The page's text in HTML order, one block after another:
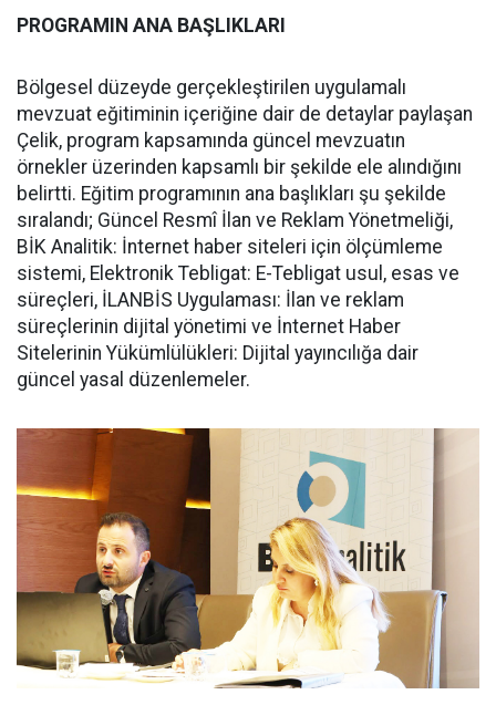
PROGRAMIN ANA BAŞLIKLARI
Bölgesel düzeyde gerçekleştirilen uygulamalı
mevzuat eğitiminin içeriğine dair de detaylar paylaşan
Çelik, program kapsamında güncel mevzuatın
örnekler üzerinden kapsamlı bir şekilde ele alındığını
belirtti. Eğitim programının ana başlıkları şu şekilde
sıralandı; Güncel Resmî İlan ve Reklam Yönetmeliği,
BİK Analitik: İnternet haber siteleri için ölçümleme
sistemi, Elektronik Tebligat: E-Tebligat usul, esas ve
süreçleri, İLANBİS Uygulaması: İlan ve reklam
süreçlerinin dijital yönetimi ve İnternet Haber
Sitelerinin Yükümlülükleri: Dijital yayıncılığa dair
güncel yasal düzenlemeler.